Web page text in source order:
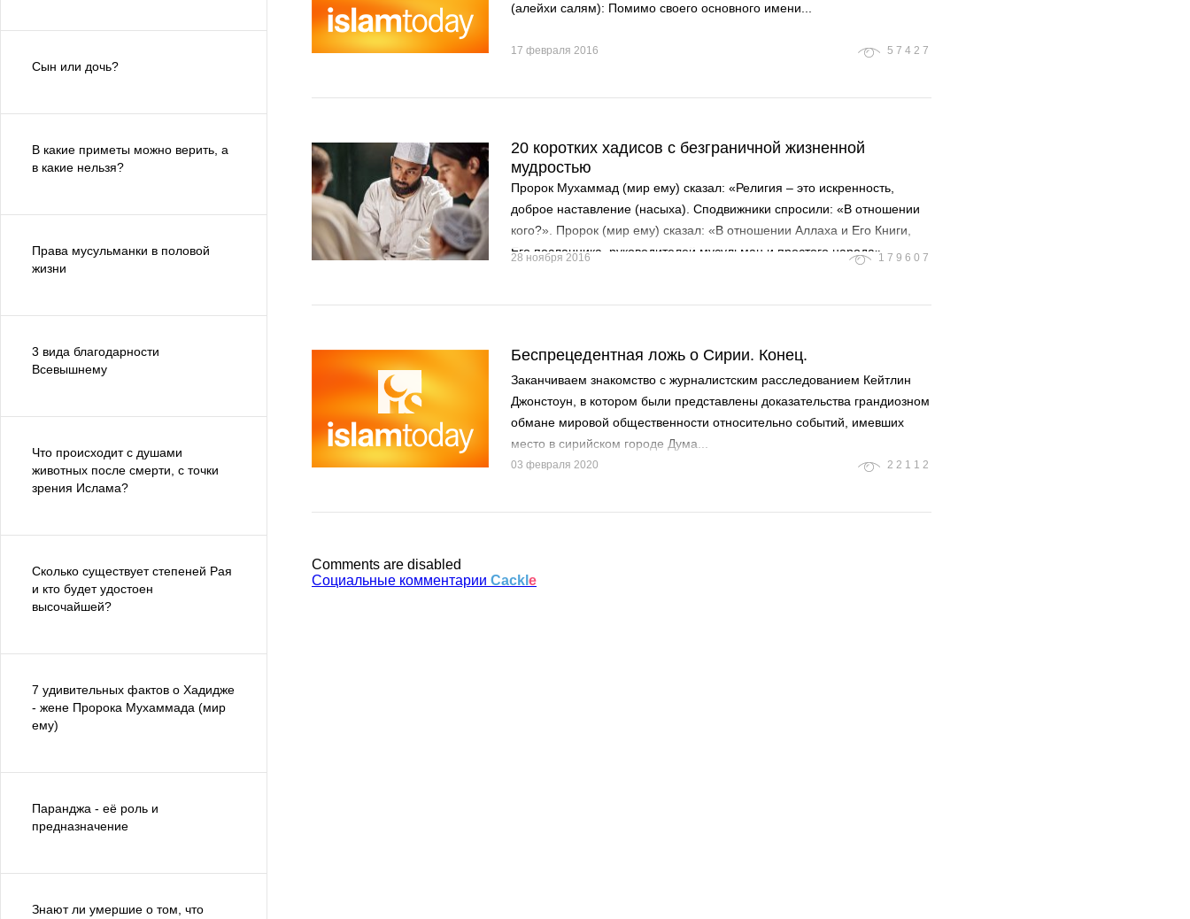
Сын или дочь?
В какие приметы можно верить, а
в какие нельзя?
Права мусульманки в половой
жизни
3 вида благодарности
Всевышнему
Что происходит с душами
животных после смерти, с точки
зрения Ислама?
Сколько существует степеней Рая
и кто будет удостоен
высочайшей?
7 удивительных фактов о Хадидже
- жене Пророка Мухаммада (мир
ему)
Паранджа - её роль и
предназначение
Знают ли умершие о том, что
(алейхи салям): Помимо своего основного имени...
17 февраля 2016 57427
20 коротких хадисов с безграничной жизненной
мудростью
Пророк Мухаммад (мир ему) сказал: «Религия – это искренность,
доброе наставление (насыха). Сподвижники спросили: «В отношении
кого?». Пророк (мир ему) сказал: «В отношении Аллаха и Его Книги,
Его посланника, руководителей мусульман и простого народа»
28 ноября 2016 179607
Беспрецедентная ложь о Сирии. Конец.
Заканчиваем знакомство с журналистским расследованием Кейтлин
Джонстоун, в котором были представлены доказательства грандиозном
обмане мировой общественности относительно событий, имевших
место в сирийском городе Дума...
03 февраля 2020 22112
Comments are disabled
Социальные комментарии Cackl e